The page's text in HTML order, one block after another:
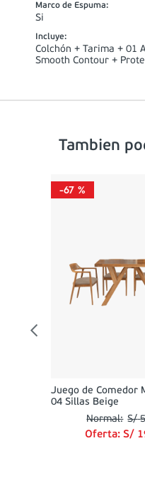
Marco de Espuma:
Si
Incluye:
Colchón + Tarima + 01
Smooth Contour +
Tambien
-67 %
Juego de Comedor
04 Sillas Beige
S/
Oferta:S/